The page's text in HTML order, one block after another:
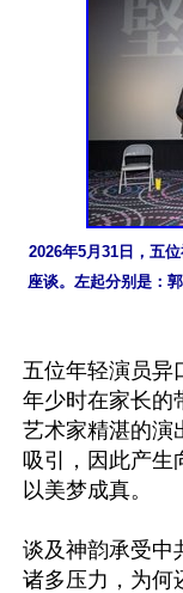
2026年5月31日，五
座谈。左起分别是：
五位年轻演员异
年少时在家长的
艺术家精湛的演
吸引，因此产生
以美梦成真。
谈及神韵承受中
诸多压力，为何